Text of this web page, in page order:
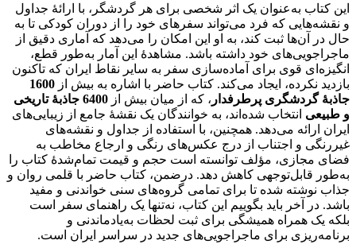
این کتاب به‌عنوان یک اثر شخصی برای هر گردشگر، با ارائۀ جداول
و نقشه‌هایی که فرد می‌تواند سفرهای خود را از دوران کودکی تا به
حال در آن‌ها ثبت کند، به او این امکان را می‌دهد که آماری دقیق از
ماجراجویی‌های خود داشته باشد. مشاهدۀ این آمار به‌طور قطع،
انگیزه‌ای قوی برای آماده‌سازی سفر به سایر نقاط ایران که تاکنون
بازدید نکرده، ایجاد می‌کند. کتاب حاضر با اشاره به بیش از 1600
جاذبۀ گردشگری پرطرفدار ، که از میان بیش از
6400 جاذبۀ تاریخی
و طبیعی انتخاب شده‌اند، به خوانندگان یک نقشۀ جامع از زیبایی‌های
ایران ارائه می‌دهد. همچنین، با استفاده از جداول و نقشه‌های
غیررنگی و اجتناب از درج عکس‌های رنگی و ارجاع مخاطب به
فضای مجازی، مؤلف توانسته است حجم و قیمت تمام‌شدۀ کتاب را
به‌طور قابل‌توجهی کاهش دهد. درضمن، کتاب حاضر با قلمی روان و
جذاب نوشته شده تا برای تمامی گروه‌های سنی خواندنی و مفید
باشد. در آخر باید بگوییم این کتاب، نه‌تنها یک راهنمای سفر است
بلکه یک همراه همیشگی برای ثبت لحظات به‌یادماندنی و
برنامه‌ریزی برای ماجراجویی‌های جدید در سراسر ایران است.